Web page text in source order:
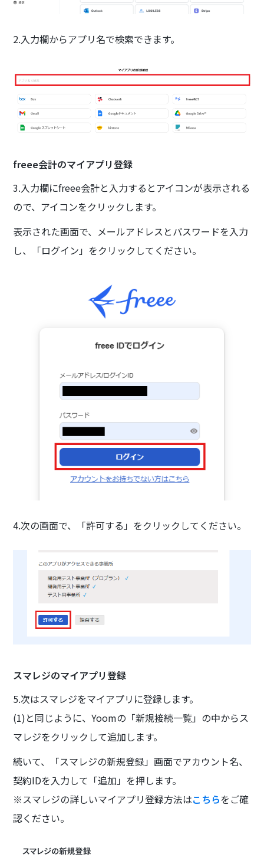
2.入力欄からアプリ名で検索できます。
freee会計のマイアプリ登録
3.入力欄にfreee会計と入力するとアイコンが表示される
ので、アイコンをクリックします。
表示された画面で、メールアドレスとパスワードを入力
し、「ログイン」をクリックしてください。
4.次の画面で、「許可する」をクリックしてください。
スマレジのマイアプリ登録
5.次はスマレジをマイアプリに登録します。
(1)と同じように、Yoomの「新規接続一覧」の中からス
マレジをクリックして追加します。
続いて、「スマレジの新規登録」画面でアカウント名、
契約IDを入力して「追加」を押します。
※スマレジの詳しいマイアプリ登録方法はこちらをご確
認ください。